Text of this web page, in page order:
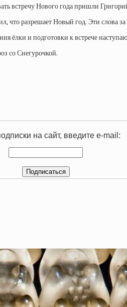
встречу Нового года пришли
что разрешает Новый год. Эти слова
ёлки и подготовки к встрече
со Снегурочкой.
на сайт, введите e-mail: